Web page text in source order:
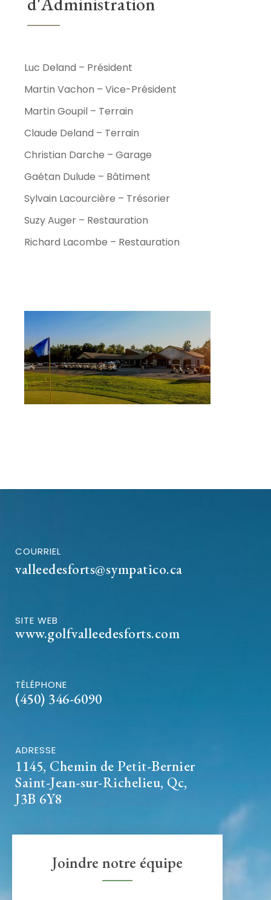
Luc Deland – Président
Martin Vachon – Vice-Président
Martin Goupil – Terrain
Claude Deland – Terrain
Christian Darche – Garage
Gaétan Dulude – Bâtiment
Sylvain Lacourcière – Trésorier
Suzy Auger – Restauration
Richard Lacombe – Restauration
COURRIEL
valleedesforts@sympatico.ca
SITE WEB
www.golfvalleedesforts.com
TÉLÉPHONE
(450) 346-6090
ADRESSE
1145, Chemin de Petit-Bernier
Saint-Jean-sur-Richelieu, Qc,
J3B 6Y8
Joindre notre équipe